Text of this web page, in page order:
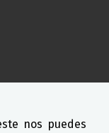
nos puedes